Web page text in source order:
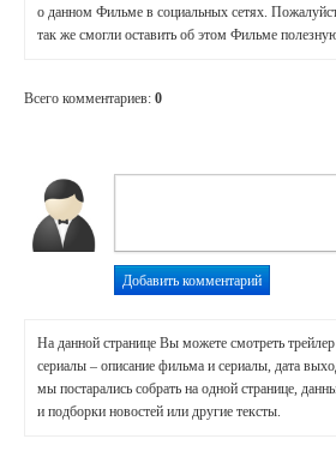
о данном Фильме в социальных сетях.
так же смогли оставить об этом Фильме
Всего комментариев: 0
На данной странице Вы можете смотреть
сериалы – описание фильма и сериалы, дата
мы постарались собрать на одной странице,
и подборки новостей или другие тексты.